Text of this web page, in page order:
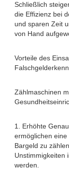
Schließlich
die Effizienz bei
und sparen Zeit
von Hand
Vorteile des
Zählmaschinen
1. Erhöhte
ermöglichen eine
Bargeld zu
Unstimmigkeiten
werden.